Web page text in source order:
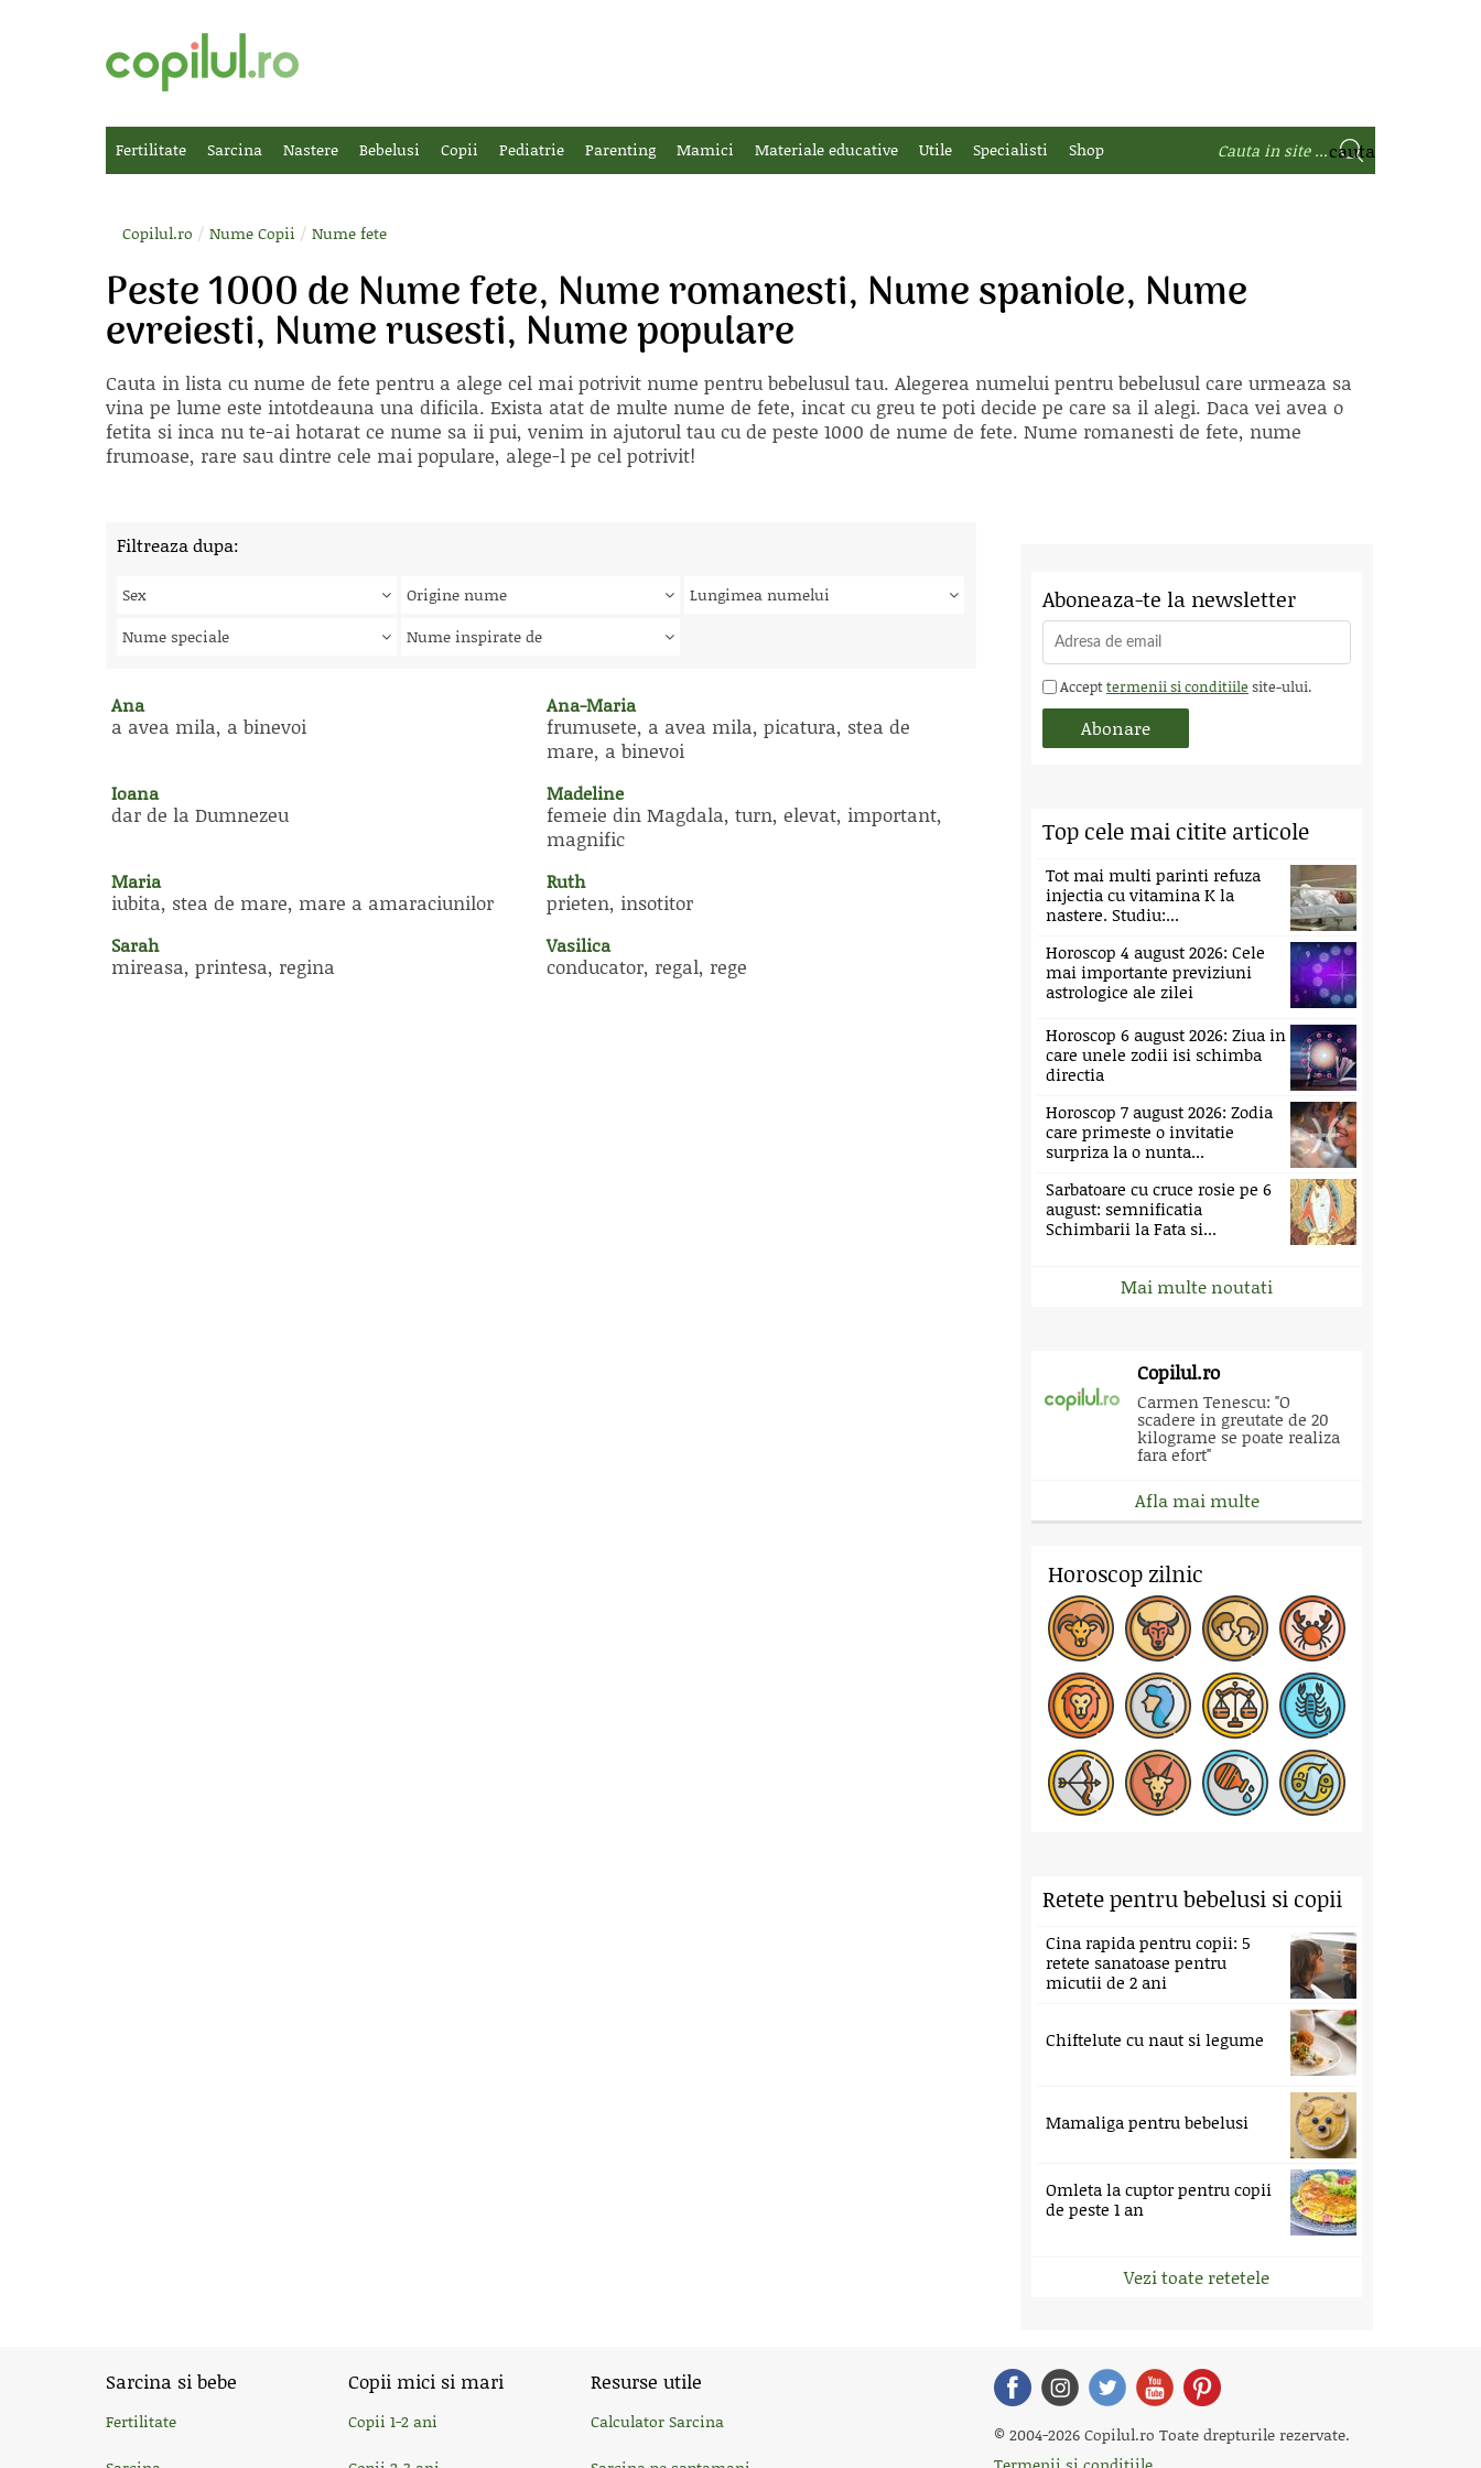
Fertilitate Sarcina Nastere Bebelusi Copii Pediatrie Parenting Mamici Materiale educative Utile Specialisti Shop
Copilul.ro / Nume Copii / Nume fete
Peste 1000 de Nume fete, Nume romanesti, Nume spaniole, Nume
evreiesti, Nume rusesti, Nume populare
Cauta in lista cu nume de fete pentru a alege cel mai potrivit nume pentru bebelusul tau. Alegerea numelui pentru bebelusul care urmeaza sa
vina pe lume este intotdeauna una dificila. Exista atat de multe nume de fete, incat cu greu te poti decide pe care sa il alegi. Daca vei avea o
fetita si inca nu te-ai hotarat ce nume sa ii pui, venim in ajutorul tau cu de peste 1000 de nume de fete. Nume romanesti de fete, nume
frumoase, rare sau dintre cele mai populare, alege-l pe cel potrivit!
Filtreaza dupa:
Sex Origine nume
Lungimea numelui
Nume speciale
Nume inspirate de
Ana
a avea mila, a binevoi
Ana-Maria
frumusete, a avea mila, picatura, stea de
mare, a binevoi
Ioana
dar de la Dumnezeu
Madeline
femeie din Magdala, turn, elevat, important,
magnific
Maria
iubita, stea de mare, mare a amaraciunilor
Ruth
prieten, insotitor
Sarah
mireasa, printesa, regina
Vasilica
conducator, regal, rege
Aboneaza-te la newsletter
Accepttermenii si conditiile site-ului.
Top cele mai citite articole
Tot mai multi parinti refuza
injectia cu vitamina K la
nastere. Studiu:...
Horoscop 4 august 2026: Cele
mai importante previziuni
astrologice ale zilei
Horoscop 6 august 2026: Ziua in
care unele zodii isi schimba
directia
Horoscop 7 august 2026: Zodia
care primeste o invitatie
surpriza la o nunta...
Sarbatoare cu cruce rosie pe 6
august: semnificatia
Schimbarii la Fata si...
Mai multe noutati
Copilul.ro
Carmen Tenescu: "O
scadere in greutate de 20
kilograme se poate realiza
fara efort"
Afla mai multe
Horoscop zilnic
Retete pentru bebelusi si copii
Cina rapida pentru copii: 5
retete sanatoase pentru
micutii de 2 ani
Chiftelute cu naut si legume
Mamaliga pentru bebelusi
Omleta la cuptor pentru copii
de peste 1 an
Vezi toate retetele
Sarcina si bebe
Fertilitate
Copii mici si mari
Copii 1-2 ani
Resurse utile
Calculator Sarcina
© 2004-2026 Copilul.ro Toate drepturile rezervate.